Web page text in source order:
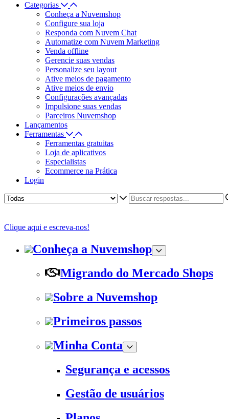
Categorias
Conheça a Nuvemshop
Configure sua loja
Responda com Nuvem Chat
Automatize com Nuvem Marketing
Venda offline
Gerencie suas vendas
Personalize seu layout
Ative meios de pagamento
Ative meios de envio
Configurações avançadas
Impulsione suas vendas
Parceiros Nuvemshop
Lançamentos
Ferramentas
Ferramentas gratuitas
Loja de aplicativos
Especialistas
Ecommerce na Prática
Login
Clique aqui e escreva-nos!
Conheça a Nuvemshop
Migrando do Mercado Shops
Sobre a Nuvemshop
Primeiros passos
Minha Conta
Segurança e acessos
Gestão de usuários